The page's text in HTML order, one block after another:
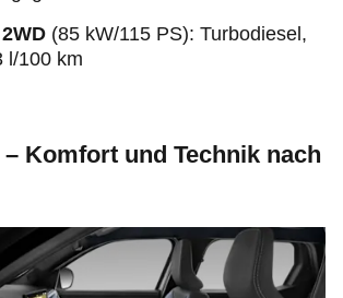
(85 kW/115 PS): Turbodiesel,
l/100 km
Komfort und Technik nach